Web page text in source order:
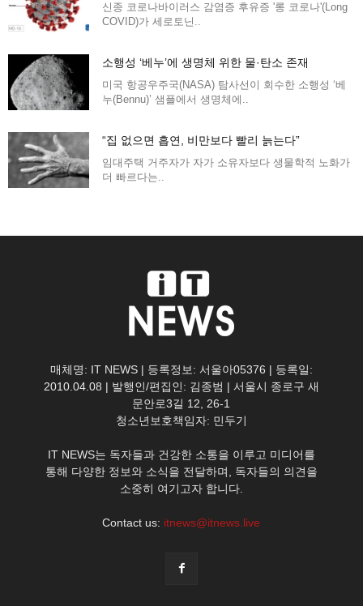
신종 코로나바이러스 감염증 후유증 '롱 코로나'(Long
COVID)가 세로토닌..
소행성 ‘베누’에 생명체 위한 물·탄소 존재
미국 항공우주국(NASA) 탐사선이 회수한 소행성 ‘베
누(Bennu)’ 샘플에서 생명체에..
“집 없으면 흡연, 비만보다 빨리 늙는다”
임대주택 거주자가 자가 소유자보다 생물학적 노화가
더 빠르다는..
매체명: IT NEWS | 등록정보: 서울아05376 | 등록일:
2010.04.08 | 발행인/편집인: 김종범 | 서울시 종로구 새
문안로3길 12, 26-1
청소년보호책임자: 민두기
IT NEWS는 독자들과 건강한 소통을 이루고 미디어를
통해 다양한 정보와 소식을 전달하며, 독자들의 의견을
소중히 여기고자 합니다.
Contact us: itnews@itnews.live